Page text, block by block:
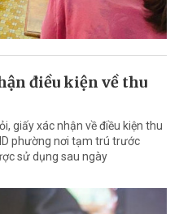
điều kiện về thu
giấy xác nhận về điều kiện thu
phường nơi tạm trú trước
sử dụng sau ngày